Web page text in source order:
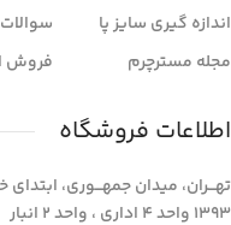
اندازه گیری سایز پا
مجله مسترچرم
فروش
اطلاعات فروشگاه
تهـــران، میدان جمهـــوری،
1393 واحد 4 اداری ، واحد 2 انبار